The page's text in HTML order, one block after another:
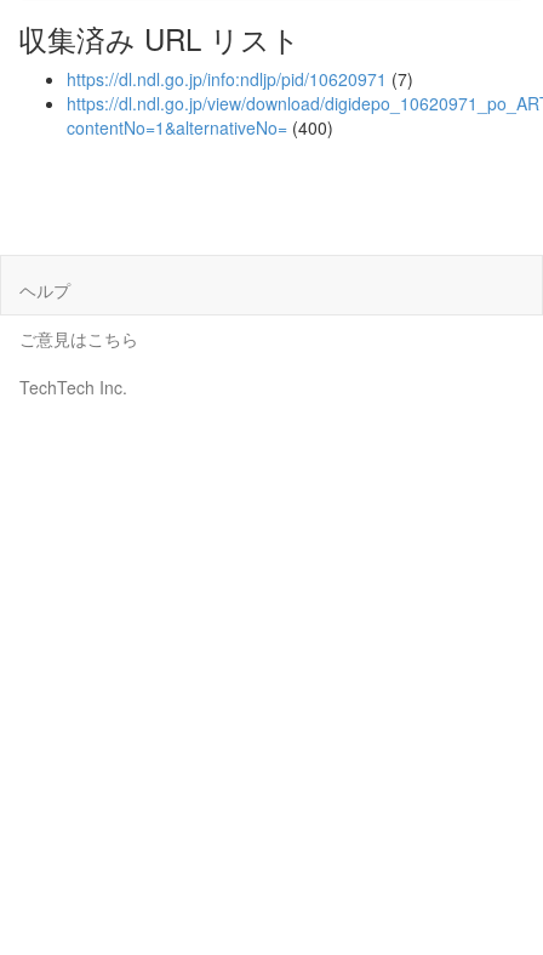
収集済み URL リスト
https://dl.ndl.go.jp/info:ndljp/pid/10620971 (7)
https://dl.ndl.go.jp/view/download/
contentNo=1&alternativeNo= (400)
ヘルプ
ご意見はこちら
TechTech Inc.